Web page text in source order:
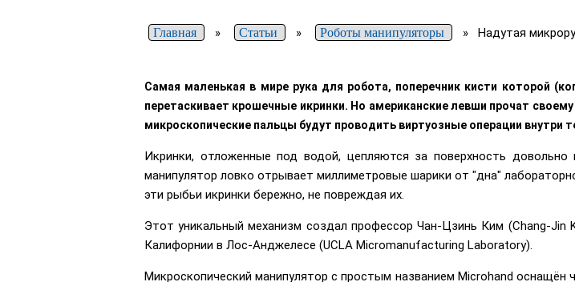
Главная » Статьи » Роботы манипуляторы » Надутая
Самая маленькая в мире рука для робота, поперечник кисти которой
перетаскивает крошечные икринки. Но американские левши прочат
микроскопические пальцы будут проводить виртуозные операции внутри
Икринки, отложенные под водой, цепляются за поверхность
манипулятор ловко отрывает миллиметровые шарики от "дна"
эти рыбьи икринки бережно, не повреждая их.
Этот уникальный механизм создал профессор Чан-Цзинь Ким (Chang-Jin
Калифорнии в Лос-Анджелесе (UCLA Micromanufacturing Laboratory).
Микроскопический манипулятор с простым названием Microhand